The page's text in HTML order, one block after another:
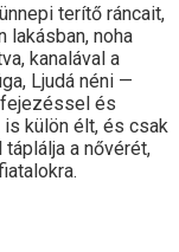
terítő ráncait,
lakásban, noha
kanalával a
Ljudá néni —
és
külön élt, és csak
táplálja a nővérét,